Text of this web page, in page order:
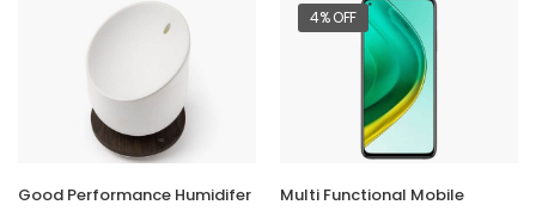
Good Performance Humidifer
4% OFF
Multi Functional Mobile